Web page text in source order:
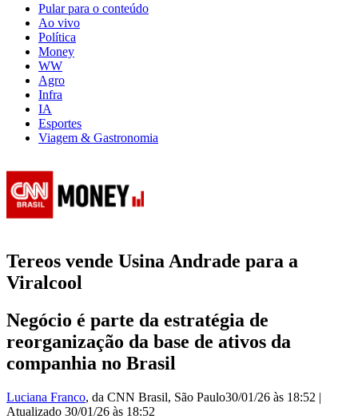
Pular para o conteúdo
Ao vivo
Política
Money
WW
Agro
Infra
IA
Esportes
Viagem & Gastronomia
Tereos vende Usina Andrade para a
Viralcool
Negócio é parte da estratégia de
reorganização da base de ativos da
companhia no Brasil
Luciana Franco, da CNN Brasil, São Paulo30/01/26 às 18:52 |
Atualizado 30/01/26 às 18:52